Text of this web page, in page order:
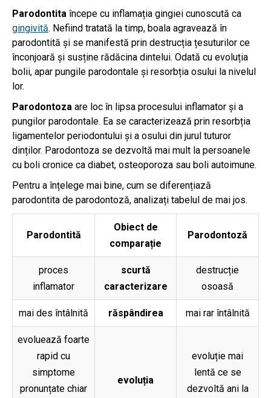
Parodontita începe cu inflamația gingiei cunoscută ca
gingivită. Nefiind tratată la timp, boala agravează în
parodontită și se manifestă prin destrucția țesuturilor ce
înconjoară și susține rădăcina dintelui. Odată cu evoluția
bolii, apar pungile parodontale și resorbția osului la nivelul
lor.
Parodontoza are loc în lipsa procesului inflamator și a
pungilor parodontale. Ea se caracterizează prin resorbția
ligamentelor periodontului și a osului din jurul tuturor
dinților. Parodontoza se dezvoltă mai mult la persoanele
cu boli cronice ca diabet, osteoporoza sau boli autoimune.
Pentru a înțelege mai bine, cum se diferențiază
parodontita de parodontoză, analizați tabelul de mai jos.
Parodontită
Obiect de
comparație
Parodontoză
proces
inflamator
scurtă
caracterizare
destrucție
osoasă
mai des întâlnită răspândirea mai rar întâlnită
evoluează foarte
rapid cu
simptome
pronunțate chiar
evoluția
evoluție mai
lentă ce se
dezvoltă ani la